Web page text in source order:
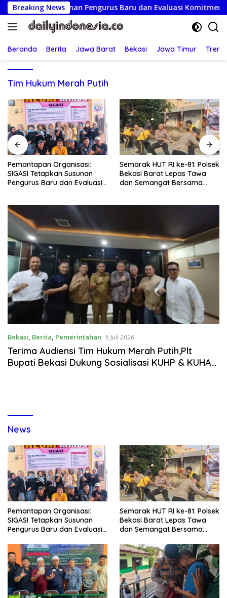
Langsung
ke
konten
Breaking News
Susunan Pengurus Baru dan Evaluasi Komitmen
Beranda Berita Jawa Barat Bekasi Jawa Timur
Tim Hukum Merah Putih
Semarak HUT RI ke-81: Polsek
Bekasi Barat Lepas Tawa
dan Semangat Bersama
Regenerasi Adil: UBM
Tetapkan Pergiliran Ketua
Umum dari Enam Puak
Bekasi, Berita, Pemerintahan 6 Juli 2026
Terima Audiensi Tim Hukum Merah Putih,Plt
Bupati Bekasi Dukung Sosialisasi KUHP & KUHAP
News
Pemantapan Organisasi:
SIGASI Tetapkan Susunan
Pengurus Baru dan Evaluasi
Semarak HUT RI ke-81: Polsek
Bekasi Barat Lepas Tawa
dan Semangat Bersama